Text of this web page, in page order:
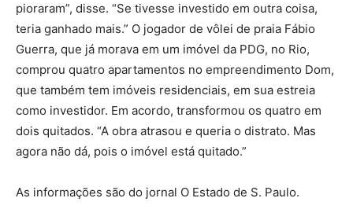
pioraram”, disse. “Se tivesse investido em outra coisa,
teria ganhado mais.” O jogador de vôlei de praia Fábio
Guerra, que já morava em um imóvel da PDG, no Rio,
comprou quatro apartamentos no empreendimento Dom,
que também tem imóveis residenciais, em sua estreia
como investidor. Em acordo, transformou os quatro em
dois quitados. “A obra atrasou e queria o distrato. Mas
agora não dá, pois o imóvel está quitado.”
As informações são do jornal O Estado de S. Paulo.